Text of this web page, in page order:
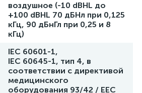
воздушное (-10 dBHL до
+100 dBHL 70 дБНл при 0,125
кГц, 90 дБнГл при 0,25 и 8
кГц)
IEC 60601-1,
IEC 60645-1, тип 4, в
соответствии с директивой
медицинского
оборудования 93/42 / EEC